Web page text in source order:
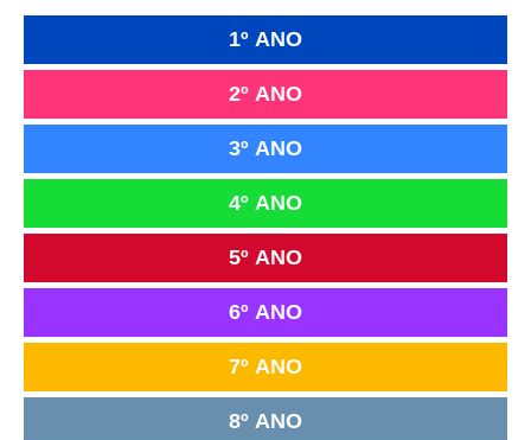
1º ANO
2º ANO
3º ANO
4º ANO
5º ANO
6º ANO
7º ANO
8º ANO